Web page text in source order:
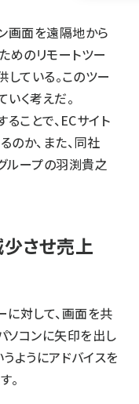
画面を遠隔地から
めのリモートツー
ている。このツー
く考えだ。
ことで、ECサイト
のか、また、同社
ループの羽渕貴之
させ売上
対して、画面を共
ソコンに矢印を出し
うようにアドバイスを
。